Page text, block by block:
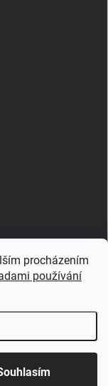
procházením
používání
Upravit nastavení